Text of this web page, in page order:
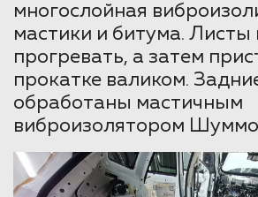
многослойная
мастики и битума. Листы
прогревать, а затем
прокатке валиком.
обработаны мастичным
виброизолятором